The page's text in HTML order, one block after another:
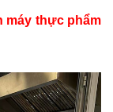
máy thực phẩm